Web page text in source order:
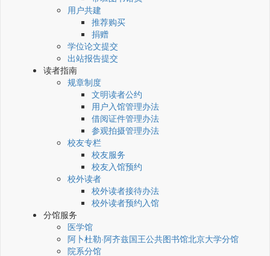
用户共建
推荐购买
捐赠
学位论文提交
出站报告提交
读者指南
规章制度
文明读者公约
用户入馆管理办法
借阅证件管理办法
参观拍摄管理办法
校友专栏
校友服务
校友入馆预约
校外读者
校外读者接待办法
校外读者预约入馆
分馆服务
医学馆
阿卜杜勒·阿齐兹国王公共图书馆北京大学分馆
院系分馆